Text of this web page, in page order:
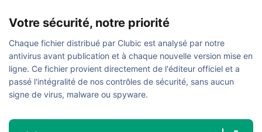
Votre sécurité, notre priorité
Chaque fichier distribué par Clubic est analysé par notre
antivirus avant publication et à chaque nouvelle version mise en
ligne. Ce fichier provient directement de l'éditeur officiel et a
passé l'intégralité de nos contrôles de sécurité, sans aucun
signe de virus, malware ou spyware.